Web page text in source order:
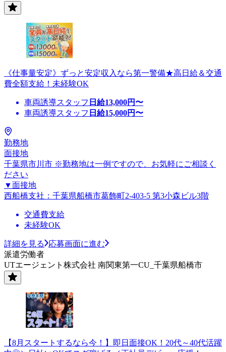
《仕事量安定》ずっと安定収入なら第一警備★高日給＆交通
費全額支給！未経験OK
車両誘導スタッフ 日給13,000円〜
車両誘導スタッフ 日給15,000円〜
勤務地
面接地
千葉県市川市 ※勤務地は一例ですので、お気軽にご相談く
ださい
▼面接地
西船橋支社：千葉県船橋市葛飾町2-403-5 第3小森ビル3階
交通費支給
未経験OK
詳細を見る
応募画面に進む
派遣労働者
UTエージェント株式会社 南関東第一CU_千葉県船橋市
【8月スタートするなら今！】即日面接OK！20代～40代活躍